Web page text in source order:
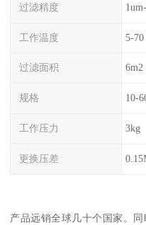
过滤精度
工作温度 5-70
过滤面积 6m2
规格 10-
工作压力 3kg
更换压差
产品远销全球几十个国家。